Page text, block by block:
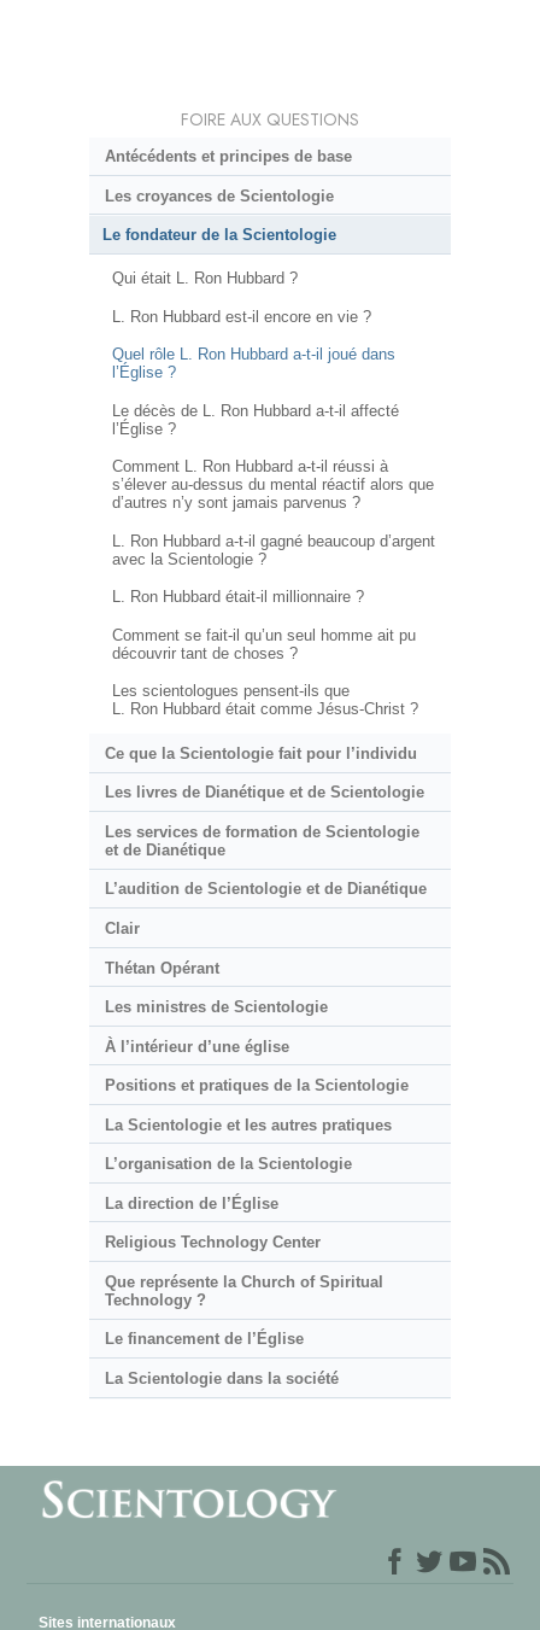
FOIRE AUX QUESTIONS
Antécédents et principes de base
Les croyances de Scientologie
Le fondateur de la Scientologie
Qui était L. Ron Hubbard ?
L. Ron Hubbard est-il encore en vie ?
Quel rôle L. Ron Hubbard a-t-il joué dans
l’Église ?
Le décès de L. Ron Hubbard a-t-il affecté
l’Église ?
Comment L. Ron Hubbard a-t-il réussi à
s’élever au-dessus du mental réactif alors que
d’autres n’y sont jamais parvenus ?
L. Ron Hubbard a-t-il gagné beaucoup d’argent
avec la Scientologie ?
L. Ron Hubbard était-il millionnaire ?
Comment se fait-il qu’un seul homme ait pu
découvrir tant de choses ?
Les scientologues pensent-ils que
L. Ron Hubbard était comme Jésus-Christ ?
Ce que la Scientologie fait pour l’individu
Les livres de Dianétique et de Scientologie
Les services de formation de Scientologie
et de Dianétique
L’audition de Scientologie et de Dianétique
Clair
Thétan Opérant
Les ministres de Scientologie
À l’intérieur d’une église
Positions et pratiques de la Scientologie
La Scientologie et les autres pratiques
L’organisation de la Scientologie
La direction de l’Église
Religious Technology Center
Que représente la Church of Spiritual
Technology ?
Le financement de l’Église
La Scientologie dans la société
Sites internationaux